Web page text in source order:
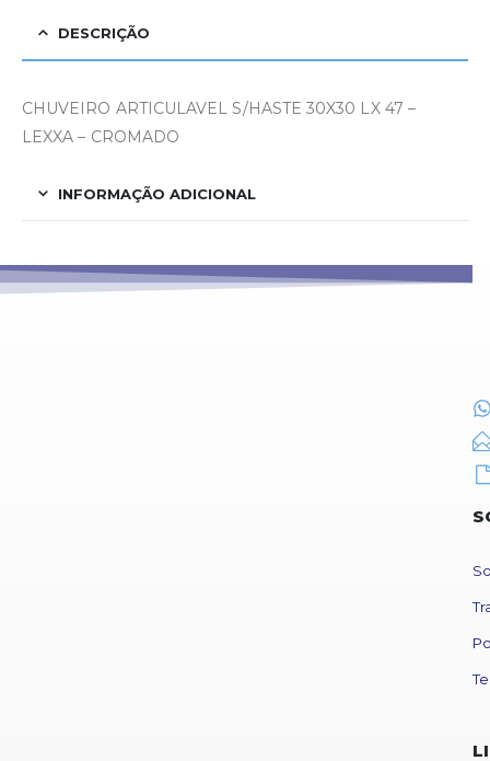
DESCRIÇÃO
CHUVEIRO ARTICULAVEL S/HASTE 30X30 LX 47 –
LEXXA – CROMADO
INFORMAÇÃO ADICIONAL